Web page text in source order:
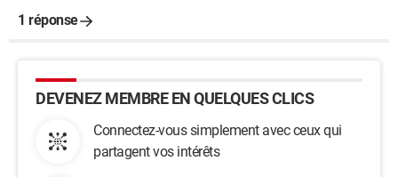
1 réponse
DEVENEZ MEMBRE EN QUELQUES CLICS
Connectez-vous simplement avec ceux qui
partagent vos intérêts